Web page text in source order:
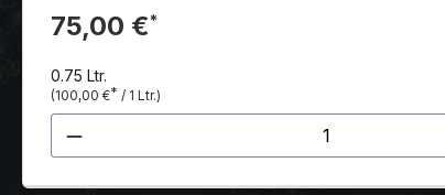
75,00 €*
0.75 Ltr.
(100,00 €* / 1 Ltr.)
Produkt Anzahl: Gib den